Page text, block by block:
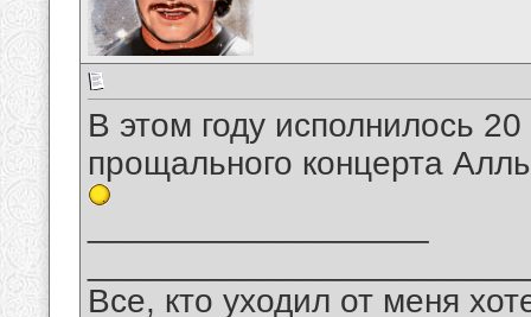
В этом году исполнилось
прощального концерта
Все, кто уходил от меня